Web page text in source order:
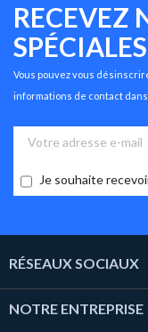
RECEVEZ
SPÉCIALES
Vous pouvez vous
informations de contact
Je souhaite
RÉSEAUX SOCIAUX
NOTRE ENTREPRISE